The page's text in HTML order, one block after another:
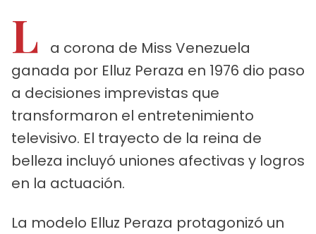
L
a corona de Miss Venezuela
ganada por Elluz Peraza en 1976 dio paso
a decisiones imprevistas que
transformaron el entretenimiento
televisivo. El trayecto de la reina de
belleza incluyó uniones afectivas y logros
en la actuación.
La modelo Elluz Peraza protagonizó un